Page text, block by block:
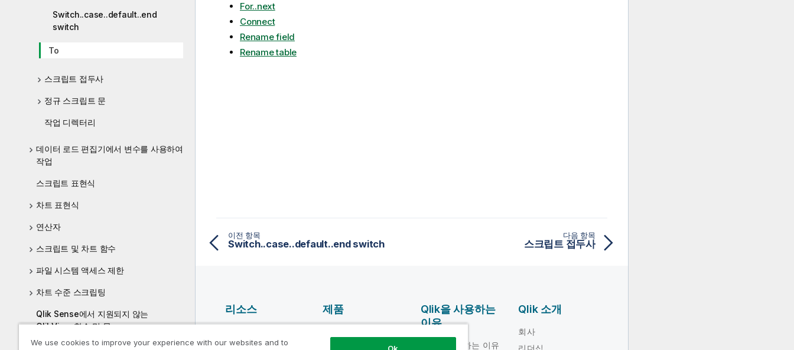
Switch..case..default..end
switch
To
스크립트 접두사
정규 스크립트 문
작업 디렉터리
데이터 로드 편집기에서 변수를 사용하여
작업
스크립트 표현식
차트 표현식
연산자
스크립트 및 차트 함수
파일 시스템 액세스 제한
차트 수준 스크립팅
Qlik Sense에서 지원되지 않는
QlikView 함수 및 문
에서 권장되지 않는 함수 및 문Qlik
For..next
Connect
Rename field
Rename table
이전 항목
Switch..case..default..end switch
다음 항목
스크립트 접두사
리소스
Qlik Developer
제품
INTEGRATION 및
Qlik을 사용하는
이유
Qlik을 사용하는 이유
Qlik 소개
회사
리더십
We use cookies to improve your experience with our websites and to